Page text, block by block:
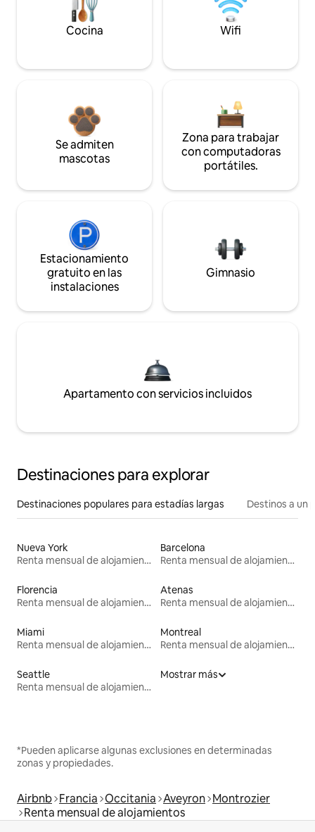
Cocina Wifi
Se admiten
mascotas
Zona para trabajar
con computadoras
portátiles.
Estacionamiento
gratuito en las
instalaciones
Gimnasio
Apartamento con servicios incluidos
Destinaciones para explorar
Destinaciones populares para estadías largas Destinos a un
Nueva York
Renta mensual de alojamientos
Barcelona
Renta mensual de alojamientos
Florencia
Renta mensual de alojamientos
Atenas
Renta mensual de alojamientos
Miami
Renta mensual de alojamientos
Montreal
Renta mensual de alojamientos
Seattle
Renta mensual de alojamientos
Mostrar más
*Pueden aplicarse algunas exclusiones en determinadas
zonas y propiedades.
Airbnb Francia Occitania Aveyron Montrozier
Renta mensual de alojamientos